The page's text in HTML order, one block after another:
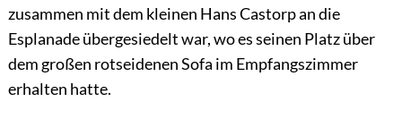
zusammen mit dem kleinen Hans Castorp an die
Esplanade übergesiedelt war, wo es seinen Platz über
dem großen rotseidenen Sofa im Empfangszimmer
erhalten hatte.